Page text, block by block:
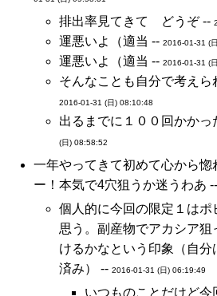
排出率見てきて どうぞ --
運悪いよ（適当 -- 2016-01-31 (
運悪いよ（適当 -- 2016-01-31 (
そんなことも自分で考えら
2016-01-31 (日) 08:10:48
出るまでに１００回かかっ
(日) 08:58:52
一年やってきて初めて心から
ー！本気で4穴狙うか迷うわあ --
個人的に今回の限定１はポ
思う。副産物でアカシア
けるかなという印象（自
済み） -- 2016-01-31 (日) 06:19:49
いつものことだけど